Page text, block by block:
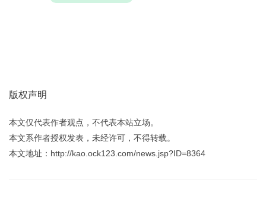
版权声明
本文仅代表作者观点，不代表本站立场。
本文系作者授权发表，未经许可，不得转载。
本文地址：http://kao.ock123.com/news.jsp?ID=8364